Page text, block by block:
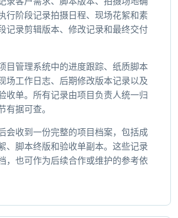
行阶段记录拍摄日程、现场花絮和素
记录剪辑版本、修改记录和最终交付
目管理系统中的进度跟踪、纸质脚本
场工作日志、后期修改版本记录以及
收单。所有记录由项目负责人统一归
有据可查。
会收到一份完整的项目档案，包括成
、脚本终版和验收单副本。这些记录
，也可作为后续合作或维护的参考依